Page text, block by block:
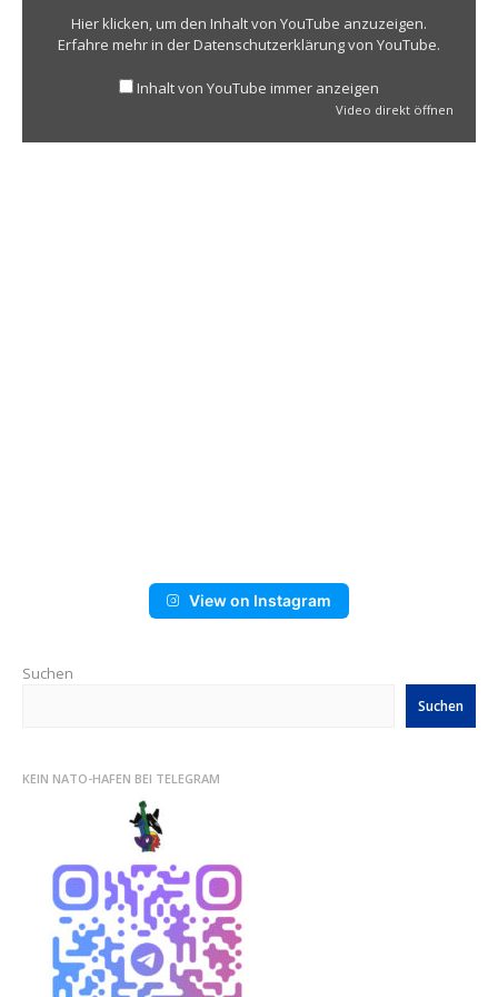
Hier klicken, um den Inhalt von YouTube anzuzeigen.
Erfahre mehr in der Datenschutzerklärung von YouTube.
Inhalt von YouTube immer anzeigen
Video direkt öffnen
View on Instagram
Suchen
Suchen
KEIN NATO-HAFEN BEI TELEGRAM